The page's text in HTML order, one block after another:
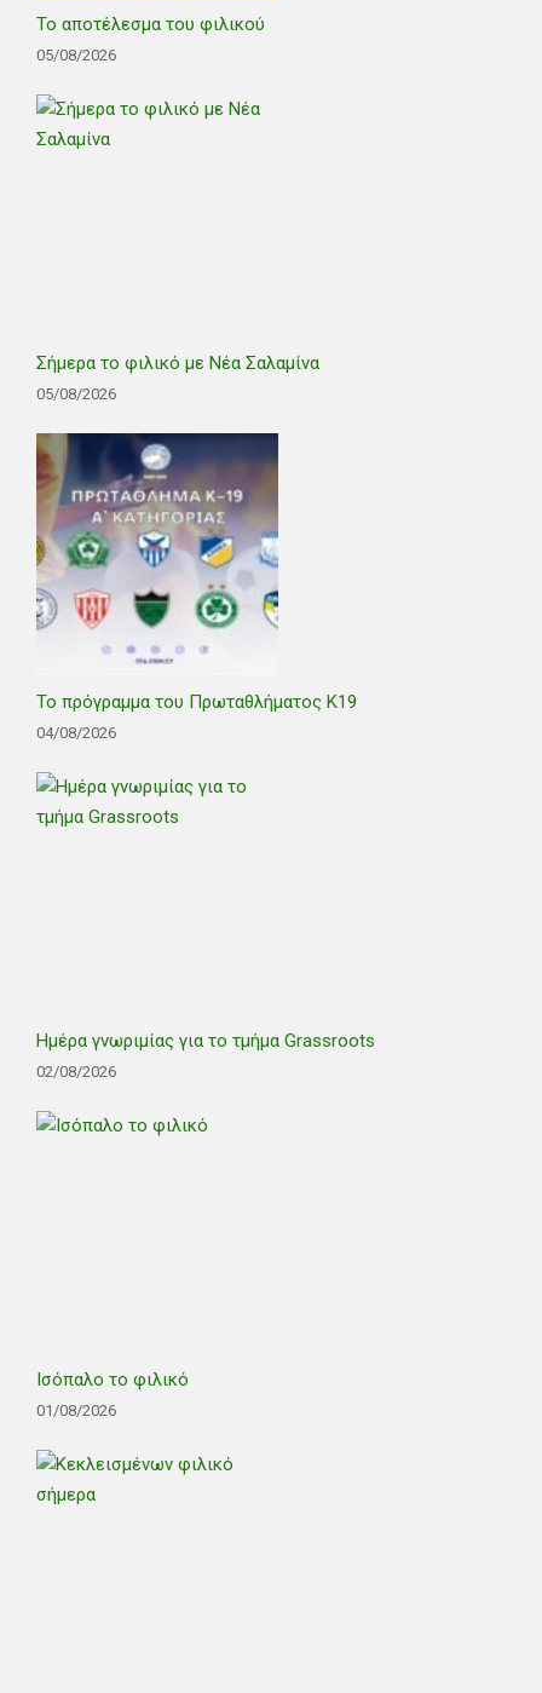
Το αποτέλεσμα του φιλικού
05/08/2026
Σήμερα το φιλικό με Νέα Σαλαμίνα
05/08/2026
Το πρόγραμμα του Πρωταθλήματος Κ19
04/08/2026
Ημέρα γνωριμίας για το τμήμα Grassroots
02/08/2026
Ισόπαλο το φιλικό
01/08/2026